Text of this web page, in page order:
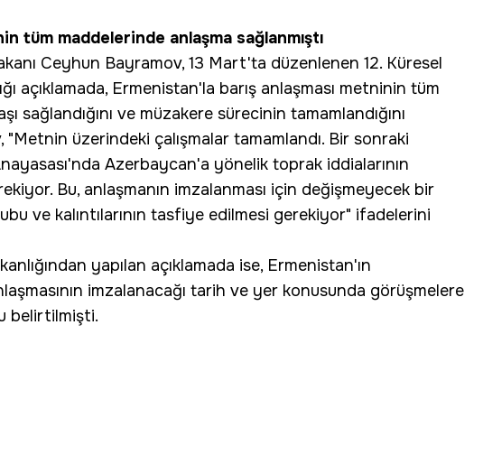
tüm maddelerinde anlaşma sağlanmıştı
Ceyhun Bayramov, 13 Mart'ta düzenlenen 12. Küresel
açıklamada, Ermenistan'la barış anlaşması metninin tüm
sağlandığını ve müzakere sürecinin tamamlandığını
üzerindeki çalışmalar tamamlandı. Bir sonraki
Azerbaycan'a yönelik toprak iddialarının
Bu, anlaşmanın imzalanması için değişmeyecek bir
ve kalıntılarının tasfiye edilmesi gerekiyor" ifadelerini
yapılan açıklamada ise, Ermenistan'ın
imzalanacağı tarih ve yer konusunda görüşmelere
belirtilmişti.